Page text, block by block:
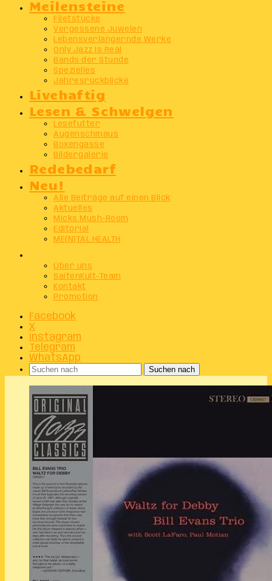
Meilensteine
Filetstücke
Vergessene Juwelen
Lebensverlängernde Werke
Only Jazz Is Real
Bands der Stunde
Spezielles
Jahresrückblicke
Livehaftig
Lesen & Schwelgen
Lesefutter
Augenschmaus
Boxengasse
Bildergalerie
Redebedarf
Neu!
Alle Beiträge auf einen Blick
Aktuelles
Micks Mush-Room
Editorial
ME(N)TAL HEALTH
Über uns
SaitenKult-Team
Kontakt
Promotion
Facebook
X
Instagram
Telegram
WhatsApp
Suchen nach